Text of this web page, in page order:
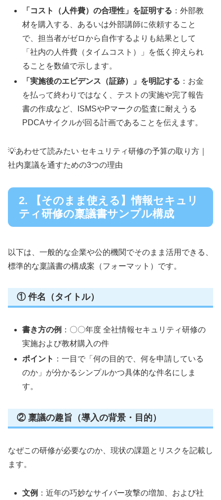
「コスト（人件費）の合理性」を証明する ：外部教
材を購入する、あるいは外部講師に依頼すること
で、担当者がゼロから自作するよりも結果として
「社内の人件費（タイムコスト）」を低く抑えられ
ることを数値で示します。
「実施後のエビデンス（証跡）」を明記する ：お金
を払って終わりではなく、テストの実施や完了報告
書の作成など、ISMSやPマークの監査に耐えうる
PDCAサイクルが回る計画であることを伝えます。
💡あわせて読みたい セキュリティ研修の予算の取り方｜
社内稟議を通すための3つの理由
2. 【そのまま使える】情報セキュリ
ティ研修の稟議書サンプル構成
以下は、一般的な企業や公的機関でそのまま活用できる、
標準的な稟議書の構成案（フォーマット）です。
① 件名（タイトル）
書き方の例 ：〇〇年度 全社情報セキュリティ研修の
実施および教材購入の件
ポイント ：一目で「何の目的で、何を申請している
のか」が分かるシンプルかつ具体的な件名にしま
す。
② 稟議の趣旨（導入の背景・目的）
なぜこの研修が必要なのか、現状の課題とリスクを記載し
ます。
文例 ：近年の巧妙なサイバー攻撃の増加、および社